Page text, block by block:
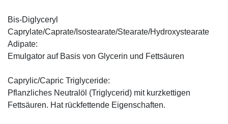
Bis-Diglyceryl
Caprylate/Caprate/Isostearate/Stearate/Hydroxystearate
Adipate:
Emulgator auf Basis von Glycerin und Fettsäuren
Caprylic/Capric Triglyceride:
Pflanzliches Neutralöl (Triglycerid) mit kurzkettigen
Fettsäuren. Hat rückfettende Eigenschaften.